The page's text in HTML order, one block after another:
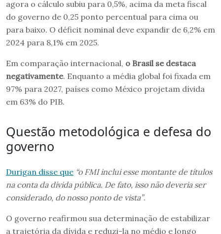
agora o cálculo subiu para 0,5%, acima da meta fiscal
do governo de 0,25 ponto percentual para cima ou
para baixo. O déficit nominal deve expandir de 6,2% em
2024 para 8,1% em 2025.
Em comparação internacional, o Brasil se destaca
negativamente. Enquanto a média global foi fixada em
97% para 2027, países como México projetam dívida
em 63% do PIB.
Questão metodológica e defesa do
governo
Durigan disse que “o FMI inclui esse montante de títulos
na conta da dívida pública. De fato, isso não deveria ser
considerado, do nosso ponto de vista”.
O governo reafirmou sua determinação de estabilizar
a trajetória da dívida e reduzi-la no médio e longo